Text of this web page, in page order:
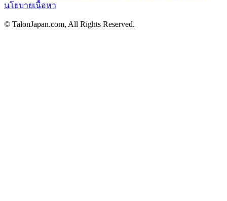
นโยบายเนื้อหา
© TalonJapan.com, All Rights Reserved.